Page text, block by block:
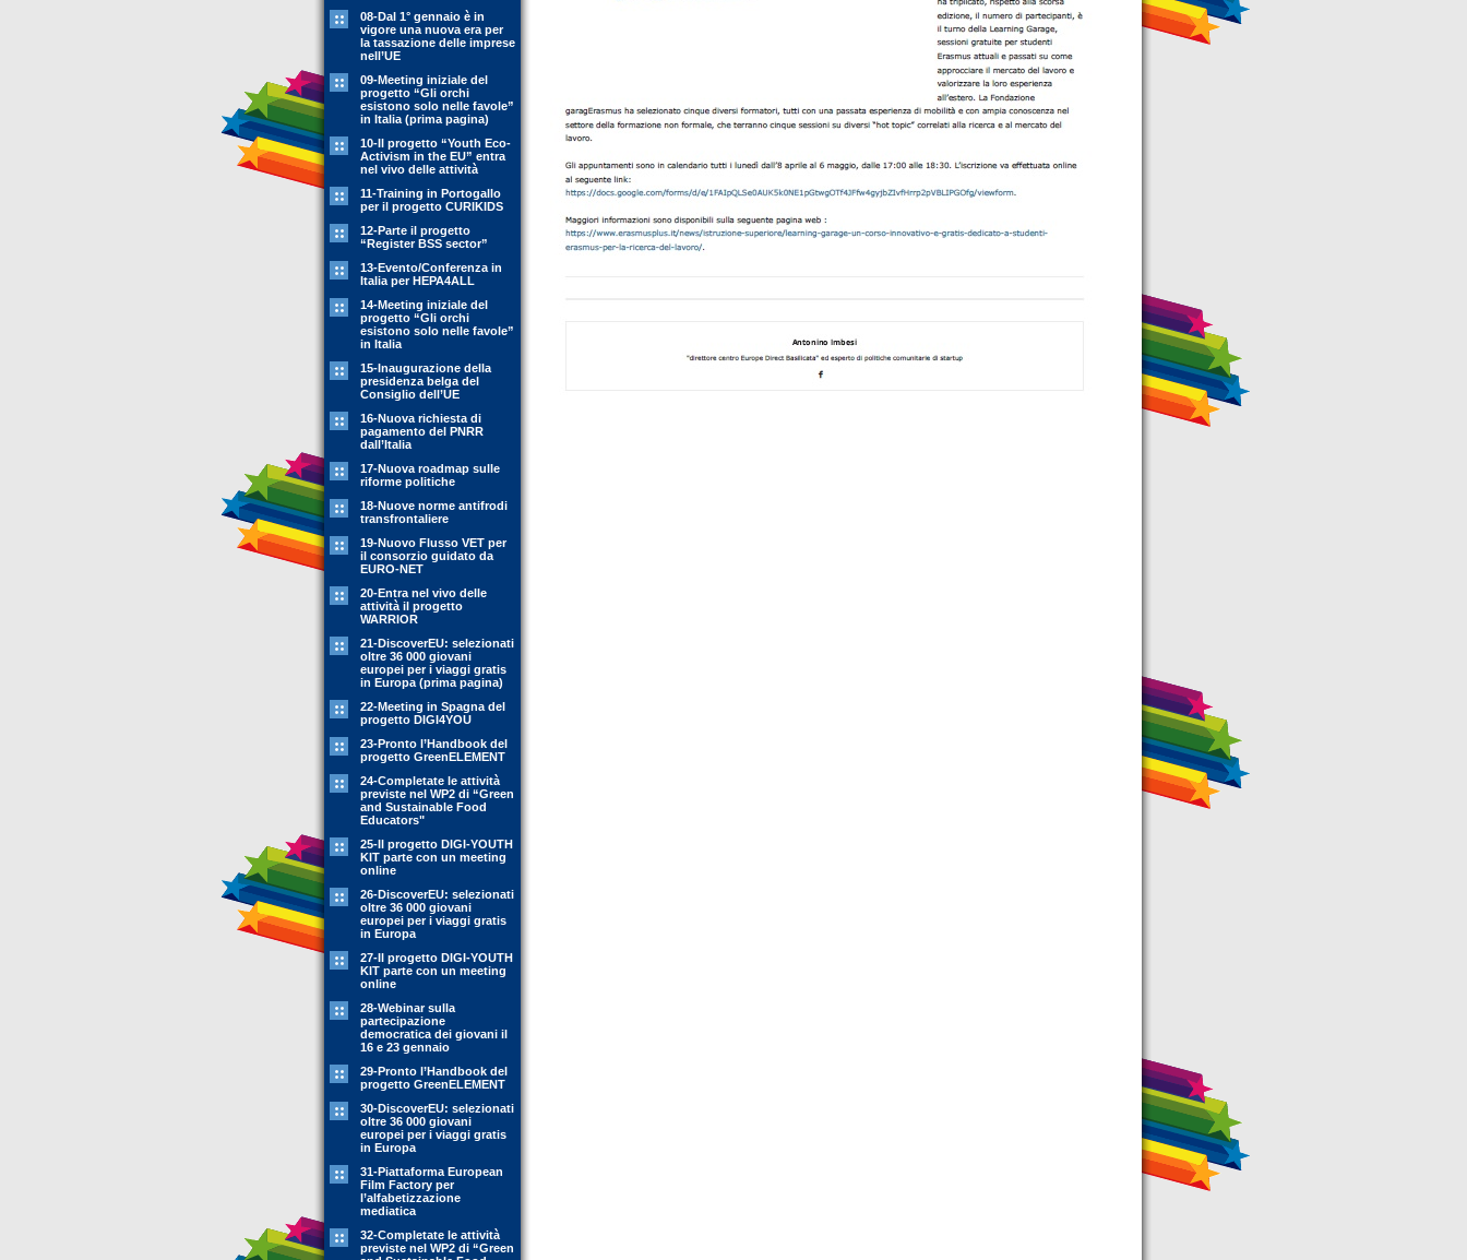
08-Dal 1° gennaio è in
vigore una nuova era per
la tassazione delle imprese
nell’UE
09-Meeting iniziale del
progetto “Gli orchi
esistono solo nelle favole”
in Italia (prima pagina)
10-Il progetto “Youth Eco-
Activism in the EU” entra
nel vivo delle attività
11-Training in Portogallo
per il progetto CURIKIDS
12-Parte il progetto
“Register BSS sector”
13-Evento/Conferenza in
Italia per HEPA4ALL
14-Meeting iniziale del
progetto “Gli orchi
esistono solo nelle favole”
in Italia
15-Inaugurazione della
presidenza belga del
Consiglio dell’UE
16-Nuova richiesta di
pagamento del PNRR
dall’Italia
17-Nuova roadmap sulle
riforme politiche
18-Nuove norme antifrodi
transfrontaliere
19-Nuovo Flusso VET per
il consorzio guidato da
EURO-NET
20-Entra nel vivo delle
attività il progetto
WARRIOR
21-DiscoverEU: selezionati
oltre 36 000 giovani
europei per i viaggi gratis
in Europa (prima pagina)
22-Meeting in Spagna del
progetto DIGI4YOU
23-Pronto l’Handbook del
progetto GreenELEMENT
24-Completate le attività
previste nel WP2 di “Green
and Sustainable Food
Educators"
25-Il progetto DIGI-YOUTH
KIT parte con un meeting
online
26-DiscoverEU: selezionati
oltre 36 000 giovani
europei per i viaggi gratis
in Europa
27-Il progetto DIGI-YOUTH
KIT parte con un meeting
online
28-Webinar sulla
partecipazione
democratica dei giovani il
16 e 23 gennaio
29-Pronto l’Handbook del
progetto GreenELEMENT
30-DiscoverEU: selezionati
oltre 36 000 giovani
europei per i viaggi gratis
in Europa
31-Piattaforma European
Film Factory per
l’alfabetizzazione
mediatica
32-Completate le attività
previste nel WP2 di “Green